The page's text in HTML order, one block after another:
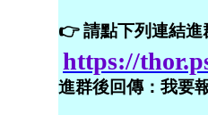
👉 請點下列連結進
https://
進群後回傳：我要